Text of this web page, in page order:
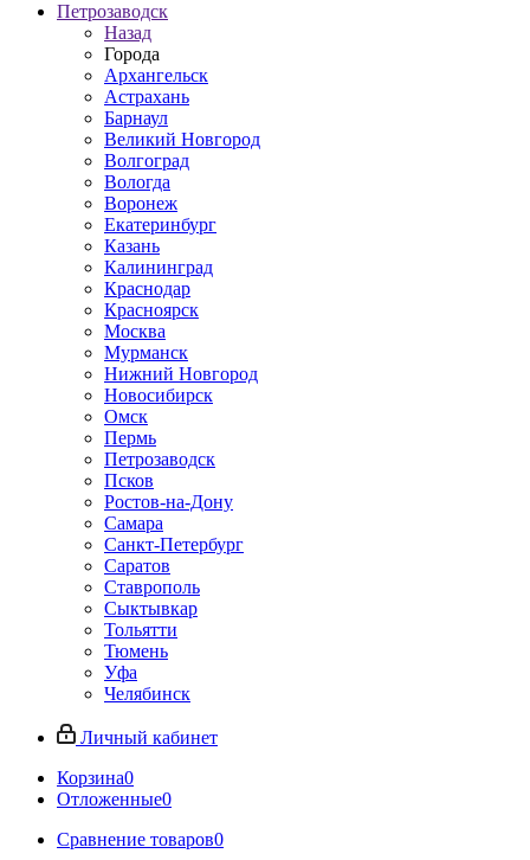
Петрозаводск
Назад
Города
Архангельск
Астрахань
Барнаул
Великий Новгород
Волгоград
Вологда
Воронеж
Екатеринбург
Казань
Калининград
Краснодар
Красноярск
Москва
Мурманск
Нижний Новгород
Новосибирск
Омск
Пермь
Петрозаводск
Псков
Ростов-на-Дону
Самара
Санкт-Петербург
Саратов
Ставрополь
Сыктывкар
Тольятти
Тюмень
Уфа
Челябинск
Личный кабинет
Корзина0
Отложенные0
Сравнение товаров0